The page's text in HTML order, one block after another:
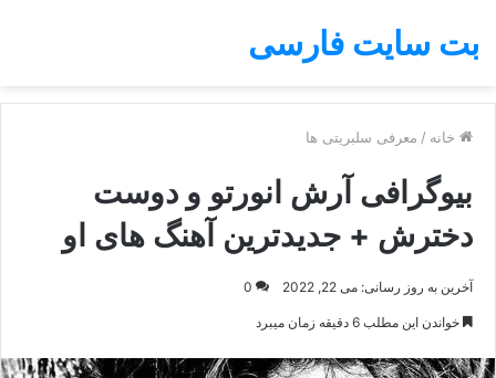
بت سایت فارسی
خانه / معرفی سلبریتی ها
بیوگرافی آرش انورتو و دوست
دخترش + جدیدترین آهنگ های او
آخرین به روز رسانی: می 22, 2022 0
خواندن این مطلب 6 دقیقه زمان میبرد